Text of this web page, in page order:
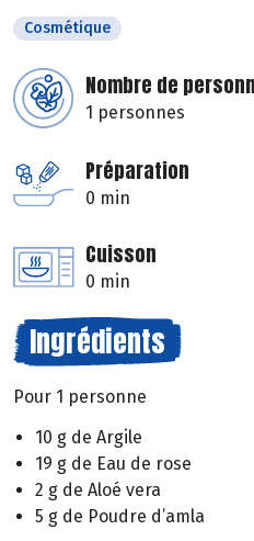
Cosmétique
Nombre de
1 personnes
Préparation
0 min
Cuisson
0 min
Ingrédients
Pour 1 personne
10 g de Argile
19 g de Eau de rose
2 g de Aloé vera
5 g de Poudre d’amla